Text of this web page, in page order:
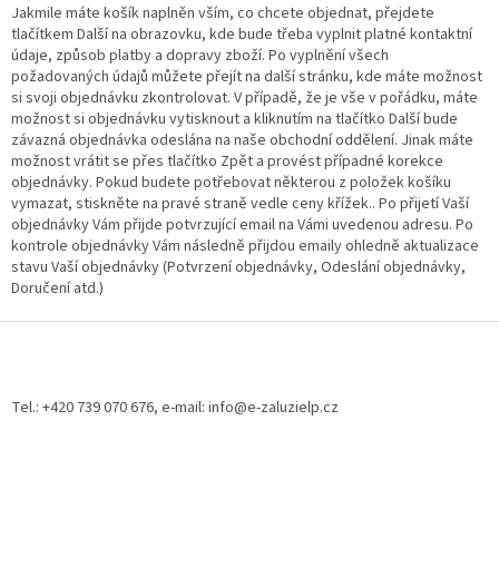
Jakmile máte košík naplněn vším, co chcete objednat, přejdete
tlačítkem Další na obrazovku, kde bude třeba vyplnit platné kontaktní
údaje, způsob platby a dopravy zboží. Po vyplnění všech
požadovaných údajů můžete přejít na další stránku, kde máte možnost
si svoji objednávku zkontrolovat. V případě, že je vše v pořádku, máte
možnost si objednávku vytisknout a kliknutím na tlačítko Další bude
závazná objednávka odeslána na naše obchodní oddělení. Jinak máte
možnost vrátit se přes tlačítko Zpět a provést případné korekce
objednávky. Pokud budete potřebovat některou z položek košíku
vymazat, stiskněte na pravé straně vedle ceny křížek.. Po přijetí Vaší
objednávky Vám přijde potvrzující email na Vámi uvedenou adresu. Po
kontrole objednávky Vám následně přijdou emaily ohledně aktualizace
stavu Vaší objednávky (Potvrzení objednávky, Odeslání objednávky,
Doručení atd.)
Tel.: +420 739 070 676, e-mail: info@e-zaluzielp.cz